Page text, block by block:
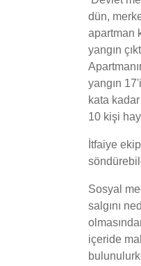
dün,
apartman
yangın
yangın
kata
10 kişi
İtfaiye
Sosyal
salgını
içeride